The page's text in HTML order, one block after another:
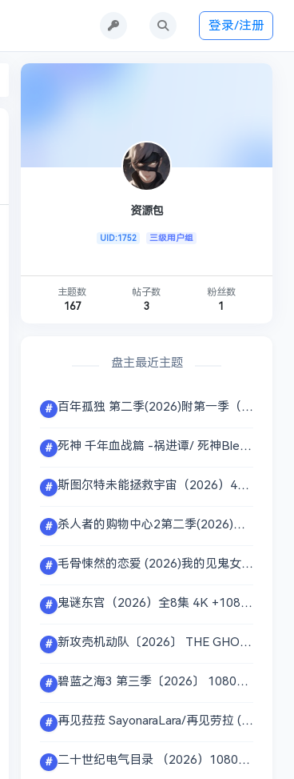
登录/注册
资源包
UID:1752 三级用户组
主题数
167
帖子数
3
粉丝数
1
盘主最近主题
# 百年孤独 第二季(2026)附第一季（百年孤寂） 4K.DV+1080P画质 内封多国字幕 单集2～8GB 夸克百度网盘资源
# 死神 千年血战篇 -祸进谭/ 死神Bleach千年血战篇第四季/4K画质 简繁多国字幕 单集2GB 夸克百度网盘资源
# 斯图尔特未能拯救宇宙（2026）4K 1080P画质 多国字幕 单集1～3GB 夸克百度网盘资源
# 杀人者的购物中心2第二季(2026)附第一季 4K+1080P 内封多语言字幕 英语/韩语音轨 单集1～5GB 夸克百度网盘资源
# 毛骨悚然的恋爱 (2026)我的见鬼女友(剧版) 内封官方简繁英韩多国字幕.1080p.WEB-DL.H.264.AAC.2.0 单集2GB 夸克百度网盘资源
# 鬼谜东宫（2026）全8集 4K +1080P DV&amp;HDR 内封简中 76GB 夸克百度网盘资源
# 新攻壳机动队〔2026〕 THE GHOST IN THE SHELL 1080P 内封简繁多国字幕 单集1GB 】夸克百度网盘资源
# 碧蓝之海3 第三季〔2026〕 1080P 内嵌繁中 单集0.4GB 〔夸克百度网盘资源〕附一二季
# 再见菈菈 SayonaraLara/再见劳拉 (2026) [1080P] [内封简繁] 〔单集1.5GB〕夸克百度网盘资源〕
# 二十世纪电气目录 （2026）1080P画质 内封简繁字幕 单集1GB 〔附小说〕夸克百度网盘资源